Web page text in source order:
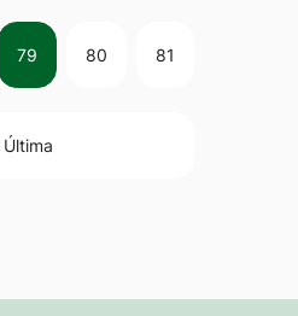
79 80 81
Última